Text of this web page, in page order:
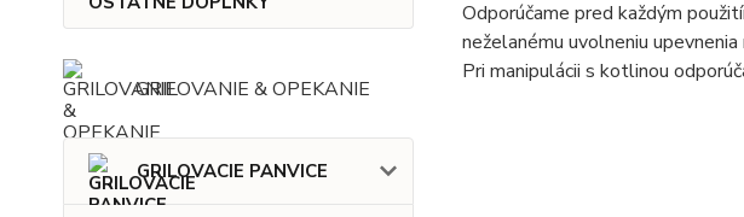
GRILOVANIE & OPEKANIE
GRILOVACIE PANVICE
Odporúčame pred každým
neželanému uvolneniu
Pri manipulácii s kotlinou